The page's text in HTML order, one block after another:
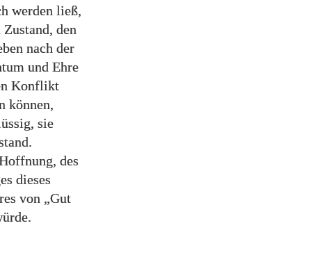
werden ließ,
den
nach der
und Ehre
Konflikt
können,
sie
des
dieses
von „Gut